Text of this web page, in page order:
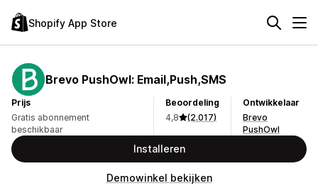
Shopify App Store
Brevo PushOwl: Email,Push,SMS
Prijs
Gratis abonnement
beschikbaar
Beoordeling
4,8
(2.017)
Ontwikkelaar
Brevo
PushOwl
Installeren
Demowinkel bekijken